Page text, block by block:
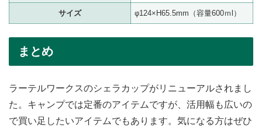
サイズ φ124×H65.5mm（容量600ｍl）
まとめ
ラーテルワークスのシェラカップがリニューアルされまし
た。キャンプでは定番のアイテムですが、活用幅も広いの
で買い足したいアイテムでもあります。気になる方はぜひ